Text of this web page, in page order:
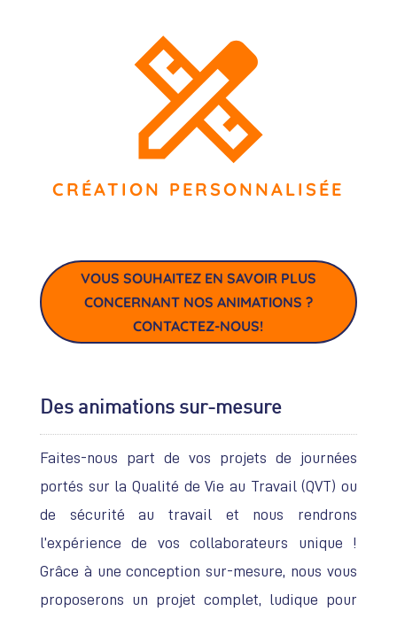
CRÉATION PERSONNALISÉE
VOUS SOUHAITEZ EN SAVOIR PLUS
CONCERNANT NOS ANIMATIONS ?
CONTACTEZ-NOUS!
Des animations sur-mesure
Faites-nous part de vos projets de journées
portés sur la Qualité de Vie au Travail (QVT) ou
de sécurité au travail et nous rendrons
l’expérience de vos collaborateurs unique !
Grâce à une conception sur-mesure, nous vous
proposerons un projet complet, ludique pour